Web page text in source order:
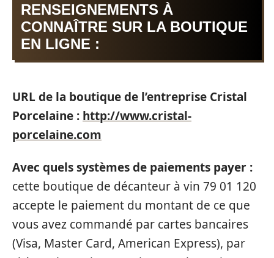
RENSEIGNEMENTS À
CONNAÎTRE SUR LA BOUTIQUE
EN LIGNE :
URL de la boutique de l’entreprise Cristal
Porcelaine : http://www.cristal-
porcelaine.com
Avec quels systèmes de paiements payer :
cette boutique de décanteur à vin 79 01 120
accepte le paiement du montant de ce que
vous avez commandé par cartes bancaires
(Visa, Master Card, American Express), par